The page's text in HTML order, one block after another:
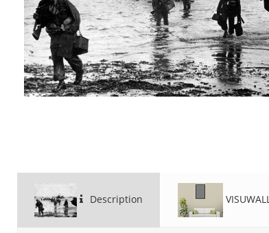
Description VISUWALL